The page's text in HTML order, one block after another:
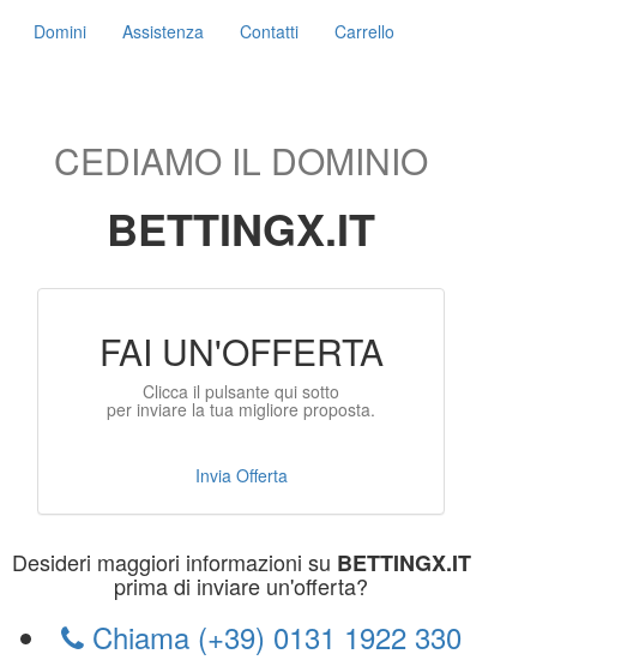
Domini Assistenza Contatti Carrello
CEDIAMO IL DOMINIO
BETTINGX.IT
FAI UN'OFFERTA
Clicca il pulsante qui sotto
per inviare la tua migliore proposta.
Invia Offerta
Desideri maggiori informazioni su BETTINGX.IT
prima di inviare un'offerta?
Chiama (+39) 0131 1922 330